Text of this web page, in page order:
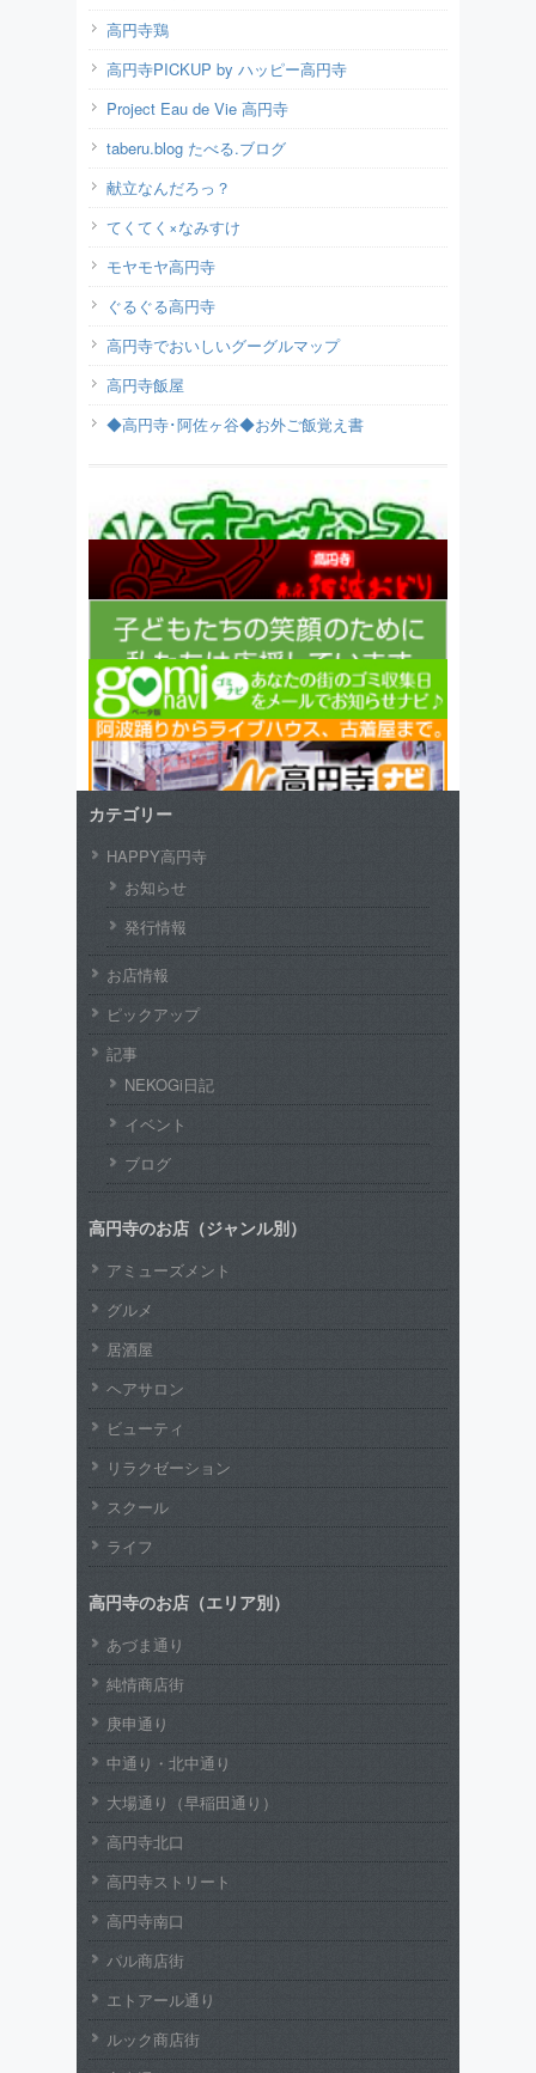
高円寺鶏
高円寺PICKUP by ハッピー高円寺
Project Eau de Vie 高円寺
taberu.blog たべる.ブログ
献立なんだろっ？
てくてく×なみすけ
モヤモヤ高円寺
ぐるぐる高円寺
高円寺でおいしいグーグルマップ
高円寺飯屋
◆高円寺･阿佐ヶ谷◆お外ご飯覚え書
カテゴリー
HAPPY高円寺
お知らせ
発行情報
お店情報
ピックアップ
記事
NEKOGi日記
イベント
ブログ
高円寺のお店（ジャンル別）
アミューズメント
グルメ
居酒屋
ヘアサロン
ビューティ
リラクゼーション
スクール
ライフ
高円寺のお店（エリア別）
あづま通り
純情商店街
庚申通り
中通り・北中通り
大場通り（早稲田通り）
高円寺北口
高円寺ストリート
高円寺南口
パル商店街
エトアール通り
ルック商店街